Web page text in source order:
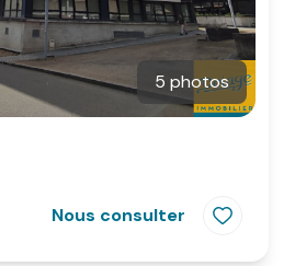
5 photos
Nous consulter